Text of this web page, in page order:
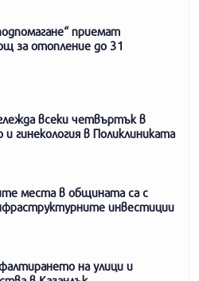
приемат
за отопление до 31
всеки четвъртък в
гинекология в Поликлиниката
места в общината са с
инвестиции
на улици и